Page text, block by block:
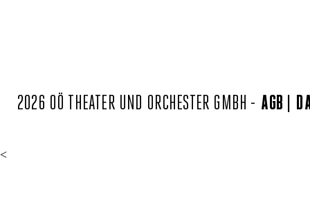
2026 OÖ THEATER UND ORCHESTER GMBH - AGB
<